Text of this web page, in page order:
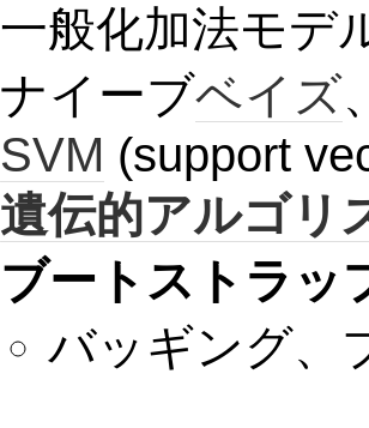
一般化加法モデ
ナイーブベイズ
SVM (support
遺伝的アルゴリ
ブートストラッ
バッギング、